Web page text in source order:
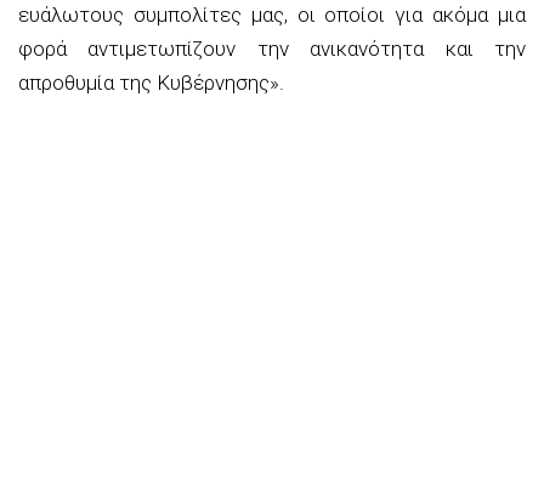
ευάλωτους συμπολίτες μας, οι οποίοι για ακόμα μια
φορά αντιμετωπίζουν την ανικανότητα και την
απροθυμία της Κυβέρνησης».